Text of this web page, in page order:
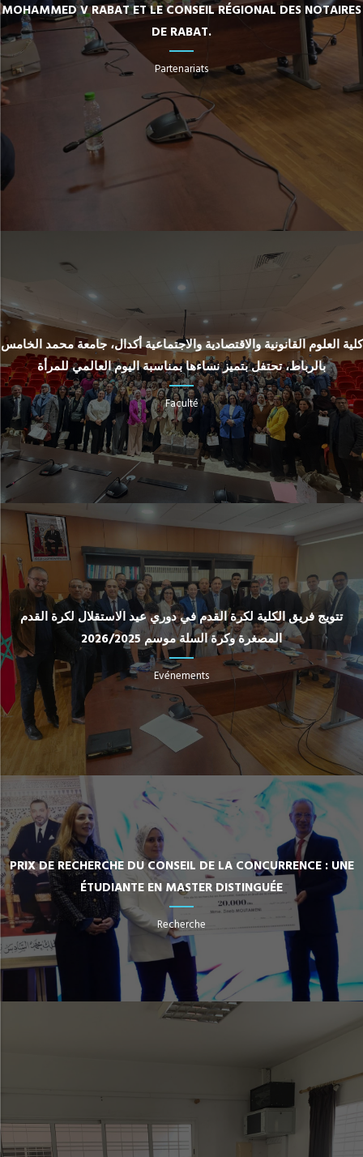
MOHAMMED V RABAT ET LE CONSEIL RÉGIONAL DES NOTAIRES
DE RABAT.
Partenariats
كلية العلوم القانونية والاقتصادية والاجتماعية أكدال، جامعة محمد الخامس
بالرباط، تحتفل بتميز نساءها بمناسبة اليوم العالمي للمرأة
Faculté
تتويج فريق الكلية لكرة القدم في دوري عيد الاستقلال لكرة القدم
المصغرة وكرة السلة موسم 2026/2025
Evénements
PRIX DE RECHERCHE DU CONSEIL DE LA CONCURRENCE : UNE
ÉTUDIANTE EN MASTER DISTINGUÉE
Recherche